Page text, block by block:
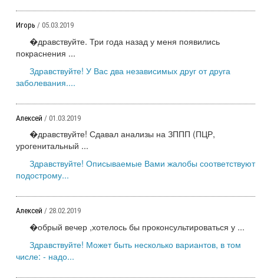
Игорь / 05.03.2019
�дравствуйте. Три года назад у меня появились
покраснения ...
Здравствуйте! У Вас два независимых друг от друга
заболевания....
Алексей / 01.03.2019
�дравствуйте! Сдавал анализы на ЗППП (ПЦР,
урогенитальный ...
Здравствуйте! Описываемые Вами жалобы соответствуют
подострому...
Алексей / 28.02.2019
�обрый вечер ,хотелось бы проконсультироваться у ...
Здравствуйте! Может быть несколько вариантов, в том
числе: - надо...